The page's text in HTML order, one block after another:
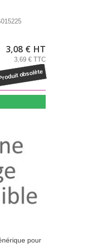
3,08 € HT
3,69 € TTC
obsolète
pour